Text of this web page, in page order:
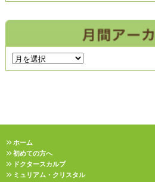
ホーム
初めての方へ
ドクタースカルプ
ミュリアム・クリスタル